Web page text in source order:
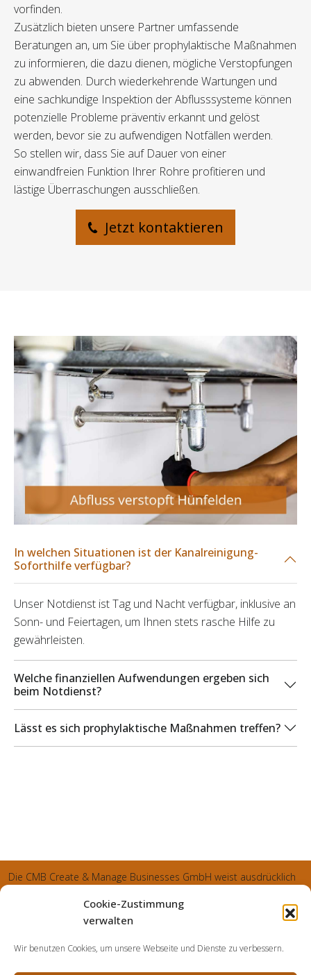
Cookie-Zustimmung
verwalten
Wir benutzen Cookies, um unsere Webseite und Dienste zu verbessern.
vorfinden.
Zusätzlich bieten unsere Partner umfassende
Beratungen an, um Sie über prophylaktische Maßnahmen
zu informieren, die dazu dienen, mögliche Verstopfungen
zu abwenden. Durch wiederkehrende Wartungen und
eine sachkundige Inspektion der Abflusssysteme können
potenzielle Probleme präventiv erkannt und gelöst
werden, bevor sie zu aufwendigen Notfällen werden.
So stellen wir, dass Sie auf Dauer von einer
einwandfreien Funktion Ihrer Rohre profitieren und
lästige Überraschungen ausschließen.
Jetzt kontaktieren
In welchen Situationen ist der Kanalreinigung-
Soforthilfe verfügbar?
Unser Notdienst ist Tag und Nacht verfügbar, inklusive an
Sonn- und Feiertagen, um Ihnen stets rasche Hilfe zu
gewährleisten.
Welche finanziellen Aufwendungen ergeben sich
beim Notdienst?
Lässt es sich prophylaktische Maßnahmen treffen?
Die CMB Create & Manage Businesses GmbH weist ausdrücklich
und sämtliche generierte Aufträge an die SecuPart GmbH
weist nachdrücklich darauf hin, dass wir in manchen Ortschaften